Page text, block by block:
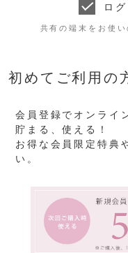
ロ
共有の端末をお使
初めてご利用の
会員登録でオンライ
貯まる、使える！
お得な会員限定特典
い。